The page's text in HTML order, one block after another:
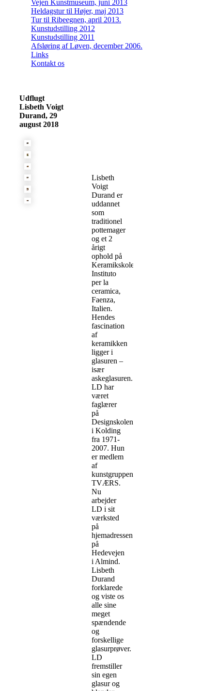
Vejen Kunstmuseum, juni 2013
Heldagstur til Højer, maj 2013
Tur til Ribeegnen, april 2013.
Kunstudstilling 2012
Kunstudstilling 2011
Afsløring af Løven, december 2006.
Links
Kontakt os
Udflugt
Lisbeth Voigt
Durand, 29
august 2018
Lisbeth
Voigt
Durand er
uddannet
som
traditionel
pottemager
og et 2
årigt
ophold på
Keramikskolen,
Instituto
per la
ceramica,
Faenza,
Italien.
Hendes
fascination
af
keramikken
ligger i
glasuren –
især
askeglasuren.
LD har
været
faglærer
på
Designskolen
i Kolding
fra 1971-
2007. Hun
er medlem
af
kunstgruppen
TVÆRS.
Nu
arbejder
LD i sit
værksted
på
hjemadressen
på
Hedevejen
i Almind.
Lisbeth
Durand
forklarede
og viste os
alle sine
meget
spændende
og
forskellige
glasurprøver.
LD
fremstiller
sin egen
glasur og